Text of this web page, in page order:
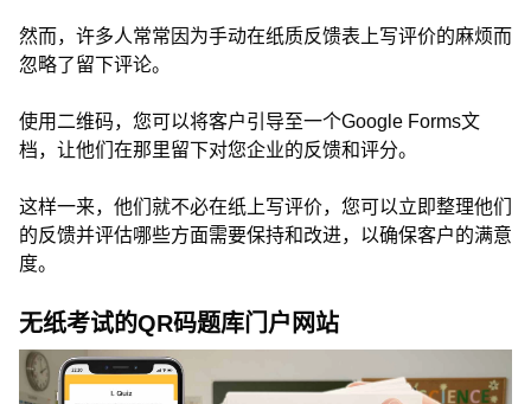
然而，许多人常常因为手动在纸质反馈表上写评价的麻烦而
忽略了留下评论。
使用二维码，您可以将客户引导至一个Google Forms文
档，让他们在那里留下对您企业的反馈和评分。
这样一来，他们就不必在纸上写评价，您可以立即整理他们
的反馈并评估哪些方面需要保持和改进，以确保客户的满意
度。
无纸考试的QR码题库门户网站